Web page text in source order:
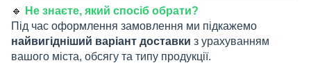
🔹
Не знаєте, який спосіб обрати?
Під час оформлення замовлення ми підкажемо
найвигідніший варіант доставки з урахуванням
вашого міста, обсягу та типу продукції.